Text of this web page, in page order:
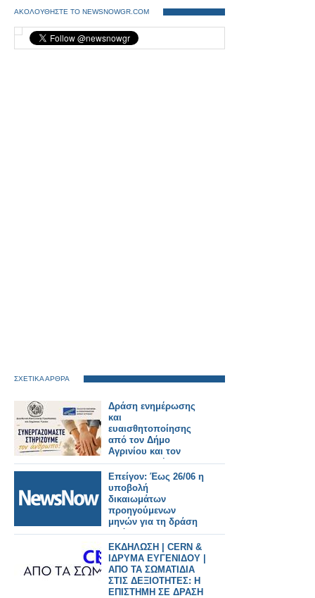
ΑΚΟΛΟΥΘΗΣΤΕ ΤΟ NEWSNOWGR.COM
ΣΧΕΤΙΚΑ ΑΡΘΡΑ
Δράση ενημέρωσης
και
ευαισθητοποίησης
από τον Δήμο
Αγρινίου και τον
ΣΕΕΔΑ με μήνυμα
«Συνεργαζόμαστε –
Στηρίζουμε τον
άνθρωπο»
Επείγον: Έως 26/06 η
υποβολή
δικαιωμάτων
προηγούμενων
μηνών για τη δράση
πρόληψης του
καρκίνου του παχέος
εντέρου
ΕΚΔΗΛΩΣΗ | CERN &
ΙΔΡΥΜΑ ΕΥΓΕΝΙΔΟΥ |
ΑΠΟ ΤΑ ΣΩΜΑΤΙΔΙΑ
ΣΤΙΣ ΔΕΞΙΟΤΗΤΕΣ: Η
ΕΠΙΣΤΗΜΗ ΣΕ ΔΡΑΣΗ